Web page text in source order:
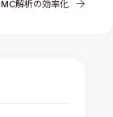
解析の効率化